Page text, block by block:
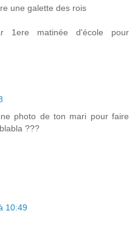
une galette des rois
1ere matinée d'école pour
photo de ton mari pour faire
???
10:49